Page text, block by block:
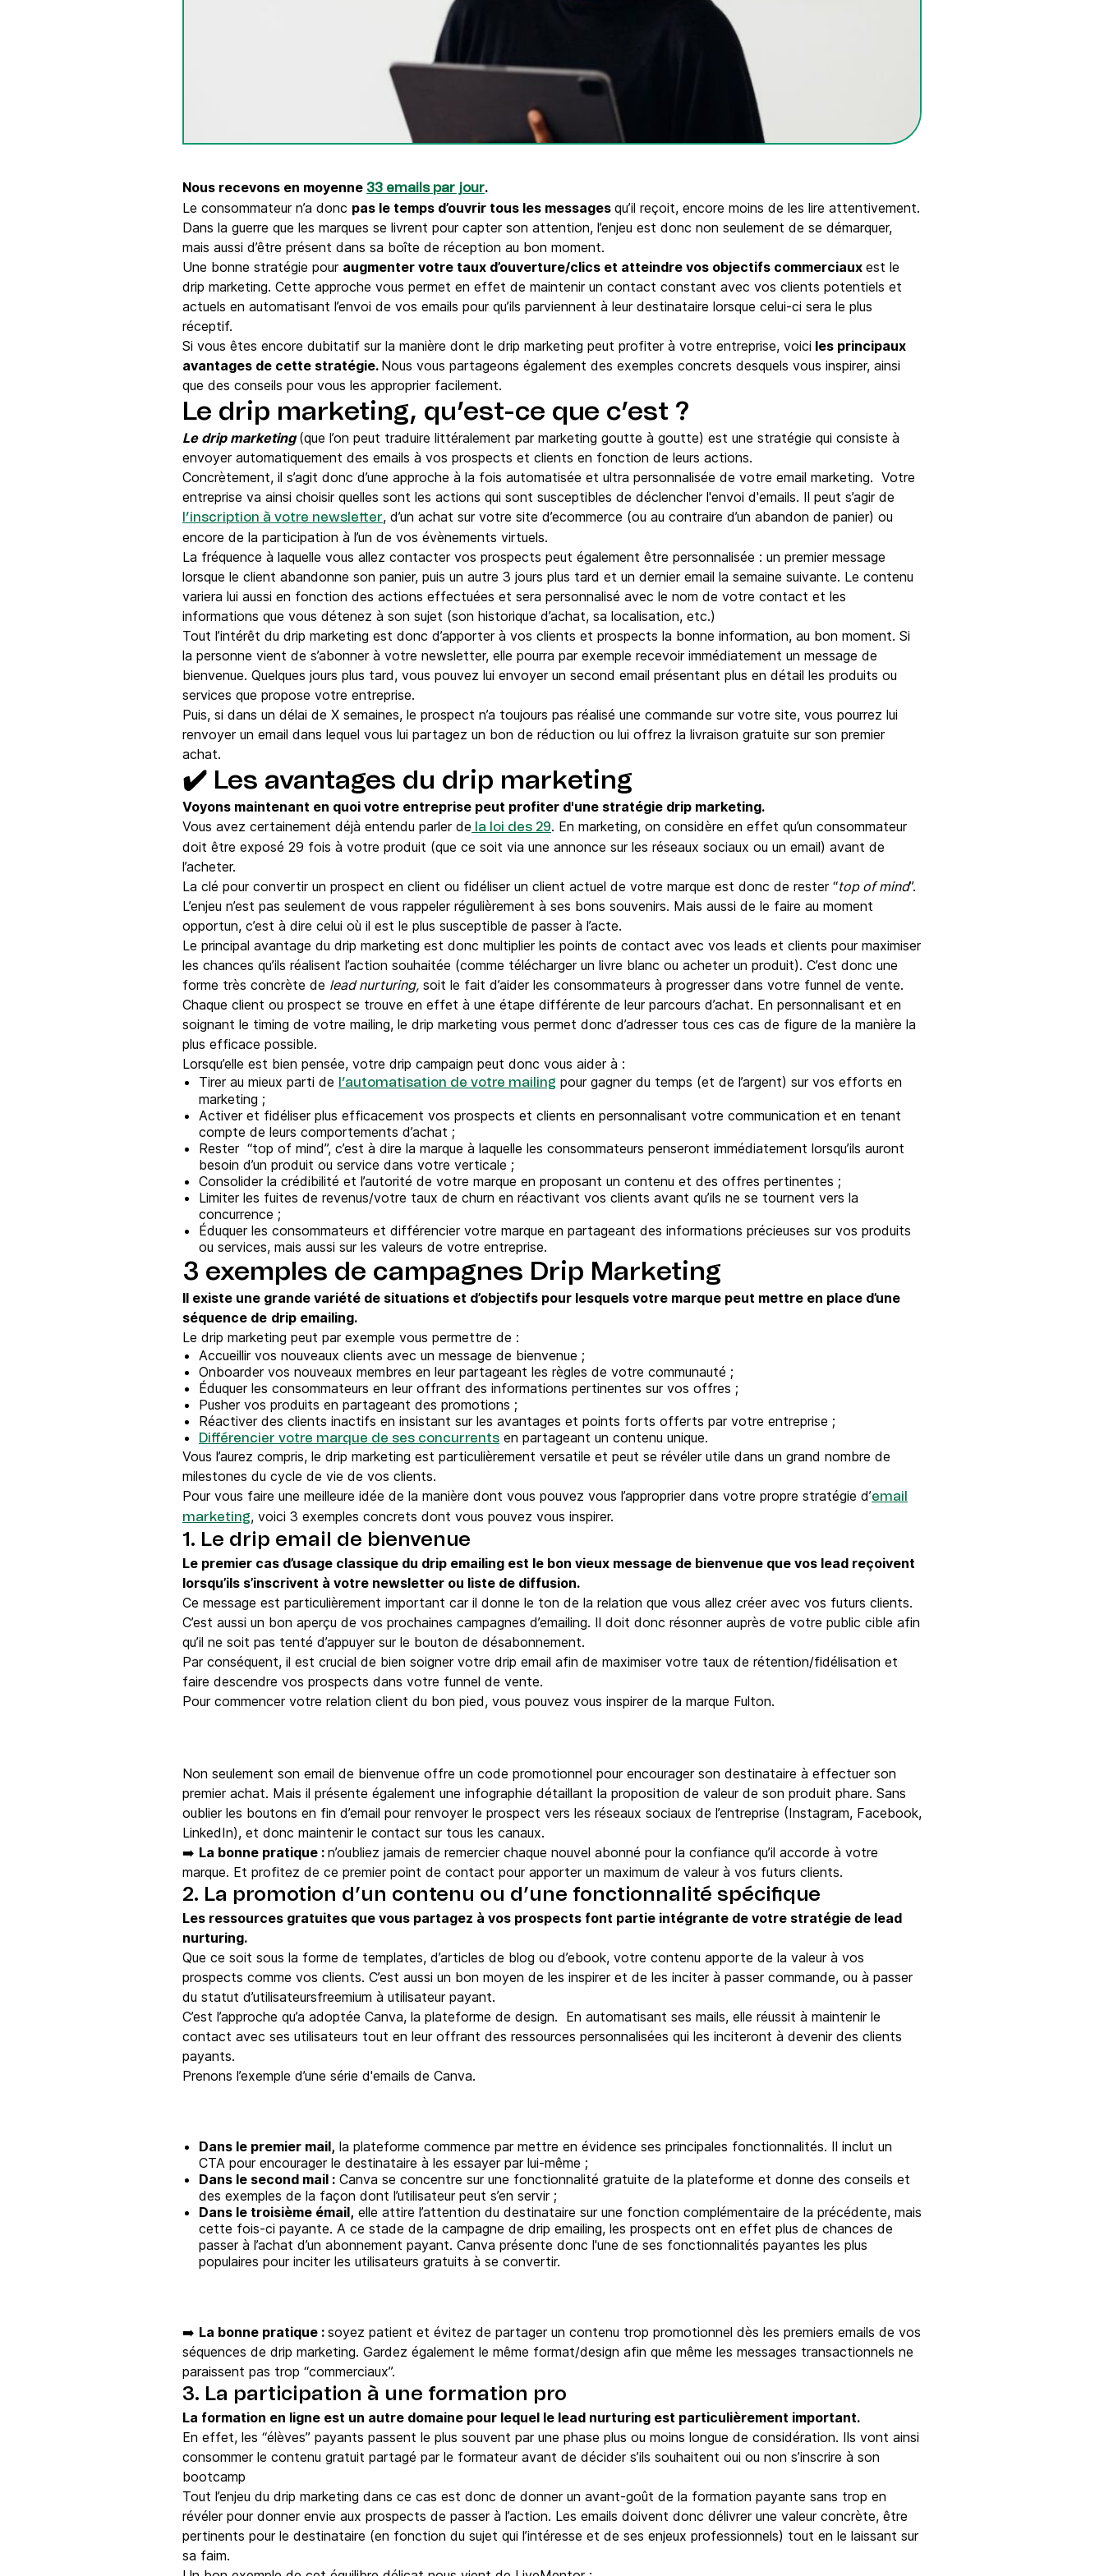
Téléphone
Nous recevons en moyenne 33 emails par jour.
Le consommateur n’a donc pas le temps d’ouvrir tous les messages qu’il reçoit, encore moins de les lire attentivement.
Dans la guerre que les marques se livrent pour capter son attention, l’enjeu est donc non seulement de se démarquer,
mais aussi d’être présent dans sa boîte de réception au bon moment.
Une bonne stratégie pour augmenter votre taux d’ouverture/clics et atteindre vos objectifs commerciaux est le
drip marketing. Cette approche vous permet en effet de maintenir un contact constant avec vos clients potentiels et
actuels en automatisant l’envoi de vos emails pour qu’ils parviennent à leur destinataire lorsque celui-ci sera le plus
réceptif.
Si vous êtes encore dubitatif sur la manière dont le drip marketing peut profiter à votre entreprise, voici les principaux
avantages de cette stratégie. Nous vous partageons également des exemples concrets desquels vous inspirer, ainsi
que des conseils pour vous les approprier facilement.
Le drip marketing, qu’est-ce que c’est ?
Le drip marketing(que l’on peut traduire littéralement par marketing goutte à goutte) est une stratégie qui consiste à
envoyer automatiquement des emails à vos prospects et clients en fonction de leurs actions.
Concrètement, il s’agit donc d’une approche à la fois automatisée et ultra personnalisée de votre email marketing. Votre
entreprise va ainsi choisir quelles sont les actions qui sont susceptibles de déclencher l'envoi d'emails. Il peut s’agir de
l’inscription à votre newsletter, d’un achat sur votre site d’ecommerce (ou au contraire d’un abandon de panier) ou
encore de la participation à l’un de vos évènements virtuels.
La fréquence à laquelle vous allez contacter vos prospects peut également être personnalisée : un premier message
lorsque le client abandonne son panier, puis un autre 3 jours plus tard et un dernier email la semaine suivante. Le contenu
variera lui aussi en fonction des actions effectuées et sera personnalisé avec le nom de votre contact et les
informations que vous détenez à son sujet (son historique d’achat, sa localisation, etc.)
Tout l’intérêt du drip marketing est donc d’apporter à vos clients et prospects la bonne information, au bon moment. Si
la personne vient de s’abonner à votre newsletter, elle pourra par exemple recevoir immédiatement un message de
bienvenue. Quelques jours plus tard, vous pouvez lui envoyer un second email présentant plus en détail les produits ou
services que propose votre entreprise.
Puis, si dans un délai de X semaines, le prospect n’a toujours pas réalisé une commande sur votre site, vous pourrez lui
renvoyer un email dans lequel vous lui partagez un bon de réduction ou lui offrez la livraison gratuite sur son premier
achat.
✔️ Les avantages du drip marketing
Voyons maintenant en quoi votre entreprise peut profiter d'une stratégie drip marketing.
Vous avez certainement déjà entendu parler de la loi des 29. En marketing, on considère en effet qu’un consommateur
doit être exposé 29 fois à votre produit (que ce soit via une annonce sur les réseaux sociaux ou un email) avant de
l’acheter.
La clé pour convertir un prospect en client ou fidéliser un client actuel de votre marque est donc de rester “top of mind”.
L’enjeu n’est pas seulement de vous rappeler régulièrement à ses bons souvenirs. Mais aussi de le faire au moment
opportun, c’est à dire celui où il est le plus susceptible de passer à l’acte.
Le principal avantage du drip marketing est donc multiplier les points de contact avec vos leads et clients pour maximiser
les chances qu’ils réalisent l’action souhaitée (comme télécharger un livre blanc ou acheter un produit). C’est donc une
forme très concrète de lead nurturing, soit le fait d’aider les consommateurs à progresser dans votre funnel de vente.
Chaque client ou prospect se trouve en effet à une étape différente de leur parcours d’achat. En personnalisant et en
soignant le timing de votre mailing, le drip marketing vous permet donc d’adresser tous ces cas de figure de la manière la
plus efficace possible.
Lorsqu’elle est bien pensée, votre drip campaign peut donc vous aider à :
Tirer au mieux parti de
l’automatisation de votre mailing pour gagner du temps (et de l’argent) sur vos efforts en
marketing ;
Activer et fidéliser plus efficacement vos prospects et clients en personnalisant votre communication et en tenant
compte de leurs comportements d’achat ;
Rester “top of mind”, c’est à dire la marque à laquelle les consommateurs penseront immédiatement lorsqu’ils auront
besoin d’un produit ou service dans votre verticale ;
Consolider la crédibilité et l’autorité de votre marque en proposant un contenu et des offres pertinentes ;
Limiter les fuites de revenus/votre taux de churn en réactivant vos clients avant qu’ils ne se tournent vers la
concurrence ;
Éduquer les consommateurs et différencier votre marque en partageant des informations précieuses sur vos produits
ou services, mais aussi sur les valeurs de votre entreprise.
3 exemples de campagnes Drip Marketing
Il existe une grande variété de situations et d’objectifs pour lesquels votre marque peut mettre en place d’une
séquence de drip emailing.
Le drip marketing peut par exemple vous permettre de :
Accueillir vos nouveaux clients avec un message de bienvenue ;
Onboarder vos nouveaux membres en leur partageant les règles de votre communauté ;
Éduquer les consommateurs en leur offrant des informations pertinentes sur vos offres ;
Pusher vos produits en partageant des promotions ;
Réactiver des clients inactifs en insistant sur les avantages et points forts offerts par votre entreprise ;
Différencier votre marque de ses concurrents en partageant un contenu unique.
Vous l’aurez compris, le drip marketing est particulièrement versatile et peut se révéler utile dans un grand nombre de
milestones du cycle de vie de vos clients.
Pour vous faire une meilleure idée de la manière dont vous pouvez vous l’approprier dans votre propre stratégie d’email
marketing, voici 3 exemples concrets dont vous pouvez vous inspirer.
1. Le drip email de bienvenue
Le premier cas d’usage classique du drip emailing est le bon vieux message de bienvenue que vos lead reçoivent
lorsqu’ils s’inscrivent à votre newsletter ou liste de diffusion.
Ce message est particulièrement important car il donne le ton de la relation que vous allez créer avec vos futurs clients.
C’est aussi un bon aperçu de vos prochaines campagnes d’emailing. Il doit donc résonner auprès de votre public cible afin
qu’il ne soit pas tenté d’appuyer sur le bouton de désabonnement.
Par conséquent, il est crucial de bien soigner votre drip email afin de maximiser votre taux de rétention/fidélisation et
faire descendre vos prospects dans votre funnel de vente.
Pour commencer votre relation client du bon pied, vous pouvez vous inspirer de la marque Fulton.
Non seulement son email de bienvenue offre un code promotionnel pour encourager son destinataire à effectuer son
premier achat. Mais il présente également une infographie détaillant la proposition de valeur de son produit phare. Sans
oublier les boutons en fin d’email pour renvoyer le prospect vers les réseaux sociaux de l’entreprise (Instagram, Facebook,
LinkedIn), et donc maintenir le contact sur tous les canaux.
➡️ La bonne pratique : n’oubliez jamais de remercier chaque nouvel abonné pour la confiance qu’il accorde à votre
marque. Et profitez de ce premier point de contact pour apporter un maximum de valeur à vos futurs clients.
2. La promotion d’un contenu ou d’une fonctionnalité spécifique
Les ressources gratuites que vous partagez à vos prospects font partie intégrante de votre stratégie de lead
nurturing.
Que ce soit sous la forme de templates, d’articles de blog ou d’ebook, votre contenu apporte de la valeur à vos
prospects comme vos clients. C’est aussi un bon moyen de les inspirer et de les inciter à passer commande, ou à passer
du statut d’utilisateursfreemium à utilisateur payant.
C’est l’approche qu’a adoptée Canva, la plateforme de design. En automatisant ses mails, elle réussit à maintenir le
contact avec ses utilisateurs tout en leur offrant des ressources personnalisées qui les inciteront à devenir des clients
payants.
Prenons l’exemple d’une série d'emails de Canva.
Dans le premier mail, la plateforme commence par mettre en évidence ses principales fonctionnalités. Il inclut un
CTA pour encourager le destinataire à les essayer par lui-même ;
Dans le second mail : Canva se concentre sur une fonctionnalité gratuite de la plateforme et donne des conseils et
des exemples de la façon dont l’utilisateur peut s’en servir ;
Dans le troisième émail, elle attire l’attention du destinataire sur une fonction complémentaire de la précédente, mais
cette fois-ci payante. A ce stade de la campagne de drip emailing, les prospects ont en effet plus de chances de
passer à l’achat d’un abonnement payant. Canva présente donc l'une de ses fonctionnalités payantes les plus
populaires pour inciter les utilisateurs gratuits à se convertir.
➡️ La bonne pratique : soyez patient et évitez de partager un contenu trop promotionnel dès les premiers emails de vos
séquences de drip marketing. Gardez également le même format/design afin que même les messages transactionnels ne
paraissent pas trop “commerciaux”.
3. La participation à une formation pro
La formation en ligne est un autre domaine pour lequel le lead nurturing est particulièrement important.
En effet, les “élèves” payants passent le plus souvent par une phase plus ou moins longue de considération. Ils vont ainsi
consommer le contenu gratuit partagé par le formateur avant de décider s’ils souhaitent oui ou non s’inscrire à son
bootcamp
Tout l’enjeu du drip marketing dans ce cas est donc de donner un avant-goût de la formation payante sans trop en
révéler pour donner envie aux prospects de passer à l’action. Les emails doivent donc délivrer une valeur concrète, être
pertinents pour le destinataire (en fonction du sujet qui l’intéresse et de ses enjeux professionnels) tout en le laissant sur
sa faim.